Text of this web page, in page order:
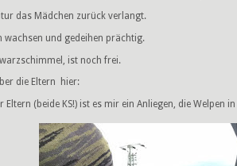
das Mädchen zurück verlangt.
wachsen und gedeihen prächtig.
ist noch frei.
die Eltern hier:
Eltern (beide KS!) ist es mir ein Anliegen, die Welpen